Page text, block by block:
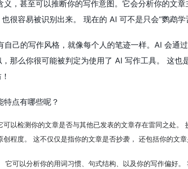
义，甚至可以推断你的写作意图。它会分析你的文
很容易被识别出来。 现在的 AI 可不是只会“鹦鹉学
自己的写作风格，就像每个人的笔迹一样。AI 会通
那么你很可能被判定为使用了 AI 写作工具。 这也
特点有哪些呢？
以检测你的文章是否与其他已发表的文章存在雷同之处。
创程度。 这不仅仅是指你的文章是否抄袭， 还包括你的文
它可以分析你的用词习惯、句式结构、以及你的写作偏好